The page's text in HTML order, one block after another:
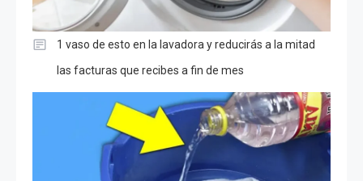
1 vaso de esto en la lavadora y reducirás a la mitad
las facturas que recibes a fin de mes